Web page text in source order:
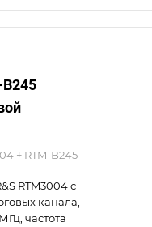
B245
+ RTM-B245
RTM3004 с
канала,
частота